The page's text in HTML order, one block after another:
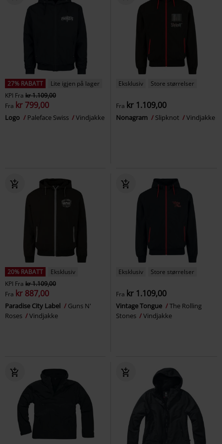
27% RABATT
Lite igjen på lager
KPI Fra kr 1.109,00
Fra kr 799,00
Logo Paleface Swiss Vindjakke
Eksklusiv Store størrelser
Fra kr 1.109,00
Nonagram Slipknot Vindjakke
20% RABATT
Eksklusiv
KPI Fra kr 1.109,00
Fra kr 887,00
Paradise City Label
Guns N'
Roses
Vindjakke
Eksklusiv Store størrelser
Fra kr 1.109,00
Vintage Tongue
The Rolling
Stones
Vindjakke